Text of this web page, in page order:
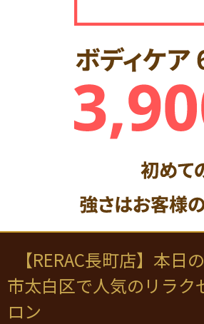
【RERAC長町店】本日
市太白区で人気のリラク
ロン